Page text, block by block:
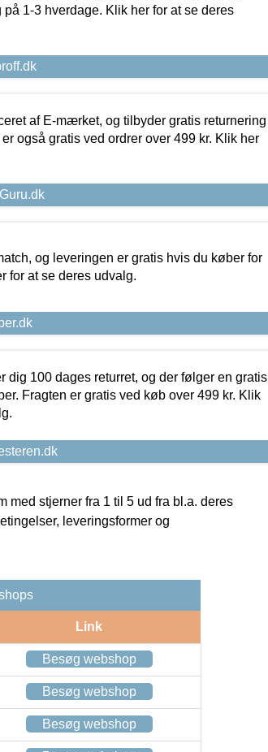
1-3 hverdage. Klik her for at se deres
af E-mærket, og tilbyder gratis returnering
også gratis ved ordrer over 499 kr. Klik her
og leveringen er gratis hvis du køber for
for at se deres udvalg.
dig 100 dages returret, og der følger en gratis
Fragten er gratis ved køb over 499 kr. Klik
stjerner fra 1 til 5 ud fra bl.a. deres
leveringsformer og
Link
Besøg webshop
Besøg webshop
Besøg webshop